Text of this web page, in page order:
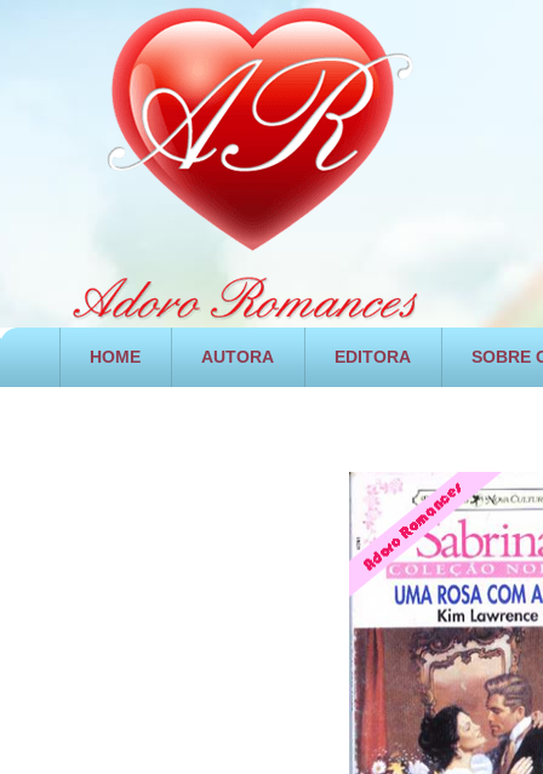
HOME AUTORA EDITORA SOBRE